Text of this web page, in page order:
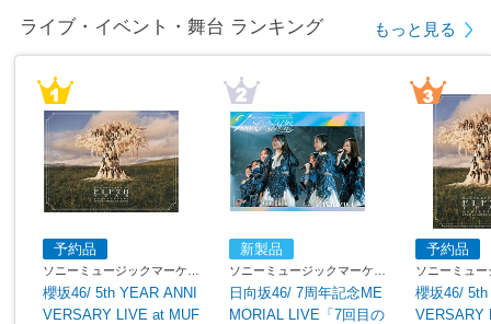
ライブ・イベント・舞台 ランキング もっと見る
予約品
ソニーミュージックマーケテ
ィング
櫻坂46/ 5th YEAR ANNI
VERSARY LIVE at MUF
新製品
ソニーミュージックマーケテ
ィング
日向坂46/ 7周年記念ME
MORIAL LIVE「7回目の
予約品
ソニーミュ
ィング
櫻坂46/
VERSARY